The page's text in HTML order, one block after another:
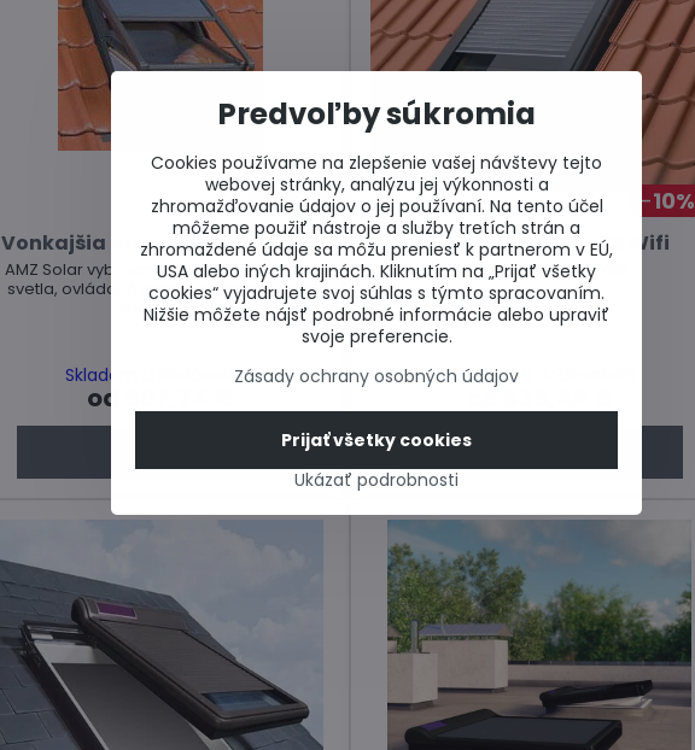
10%
Vonkajšia markíza AMZ Solar II
AMZ Solar vybavená senzorom intenzity
svetla, ovládaná pomocou diaľkového
ovládača.
Skladom u dodávateľa
od 607,74 €
10%
Vonkajšia roleta ARZ Wifi
Novinka roleta ARZ Wifi.
Skladom u dodávateľa
od 635,42 €
Predvoľby súkromia
Cookies používame na zlepšenie vašej návštevy tejto
webovej stránky, analýzu jej výkonnosti a
zhromažďovanie údajov o jej používaní. Na tento účel
môžeme použiť nástroje a služby tretích strán a
zhromaždené údaje sa môžu preniesť k partnerom v EÚ,
USA alebo iných krajinách. Kliknutím na „Prijať všetky
cookies“ vyjadrujete svoj súhlas s týmto spracovaním.
Nižšie môžete nájsť podrobné informácie alebo upraviť
svoje preferencie.
Zásady ochrany osobných údajov
Ukázať podrobnosti
Prijať všetky cookies